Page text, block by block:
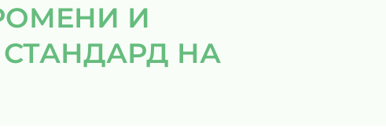
И
НА